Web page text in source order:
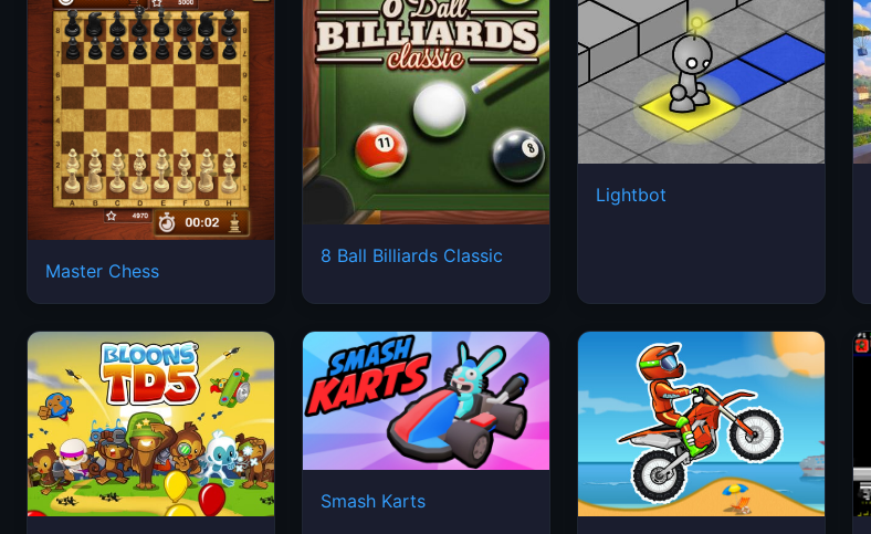
Master Chess
8 Ball Billiards Classic
Lightbot
Smash Karts